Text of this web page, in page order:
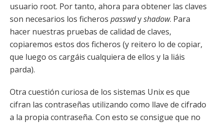
usuario root. Por tanto, ahora para obtener las claves
son necesarios los ficheros passwdyshadow. Para
hacer nuestras pruebas de calidad de claves,
copiaremos estos dos ficheros (y reitero lo de copiar,
que luego os cargáis cualquiera de ellos y la liáis
parda).
Otra cuestión curiosa de los sistemas Unix es que
cifran las contraseñas utilizando como llave de cifrado
a la propia contraseña. Con esto se consigue que no